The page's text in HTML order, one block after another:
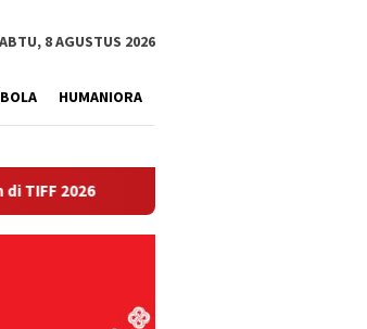
8 AGUSTUS 2026
BOLA HUMANIORA
Mengabdi Tanpa Lelah, Satgas